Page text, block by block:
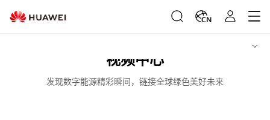
CN
视频中心
发现数字能源精彩瞬间，链接全球绿色美好未来